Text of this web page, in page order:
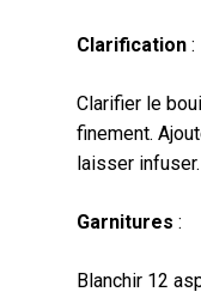
Clarification :
Clarifier le
finement.
laisser infuser.
Garnitures :
Blanchir 12